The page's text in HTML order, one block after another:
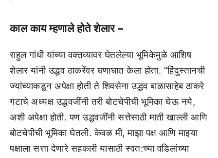
काल काय म्हणाले होते शेलार –
राहुल गांधी यांच्या वक्तव्यावर घेतलेल्या भूमिकेमुळे आशिष
शेलार यांनी उद्धव ठाकरेंवर घणाघात केला होता. “हिंदुस्तानची
ज्यांच्याकडून अपेक्षा होती ते शिवसेना उद्धव बाळासाहेब ठाकरे
गटाचे अध्यक्ष उद्धवजींनी तरी बोटचेपीची भूमिका घेऊ नये,
अशी अपेक्षा होती. पण उद्धवजींनी सत्तेसाठी माती खाल्ली आणि
बोटचेपीची भूमिका घेतली. केवळ मी, माझा पक्ष आणि माझ्या
पक्षाला सत्ता देणारे सहकारी यासाठी स्वत:च्या वडिलांच्या